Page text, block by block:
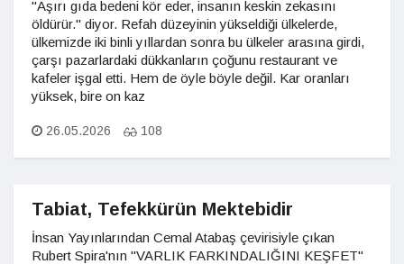
"Aşırı gıda bedeni kör eder, insanın keskin zekasını
öldürür." diyor. Refah düzeyinin yükseldiği ülkelerde,
ülkemizde iki binli yıllardan sonra bu ülkeler arasına girdi,
çarşı pazarlardaki dükkanların çoğunu restaurant ve
kafeler işgal etti. Hem de öyle böyle değil. Kar oranları
yüksek, bire on kaz
26.05.2026 108
Tabiat, Tefekkürün Mektebidir
İnsan Yayınlarından Cemal Atabaş çevirisiyle çıkan
Rubert Spira'nın "VARLIK FARKINDALIĞINI KEŞFET"